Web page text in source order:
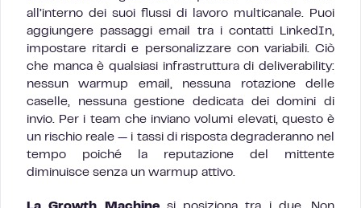
all’interno dei suoi flussi di lavoro multicanale. Puoi
aggiungere passaggi email tra i contatti LinkedIn,
impostare ritardi e personalizzare con variabili. Ciò
che manca è qualsiasi infrastruttura di deliverability:
nessun warmup email, nessuna rotazione delle
caselle, nessuna gestione dedicata dei domini di
invio. Per i team che inviano volumi elevati, questo è
un rischio reale — i tassi di risposta degraderanno nel
tempo poiché la reputazione del mittente
diminuisce senza un warmup attivo.